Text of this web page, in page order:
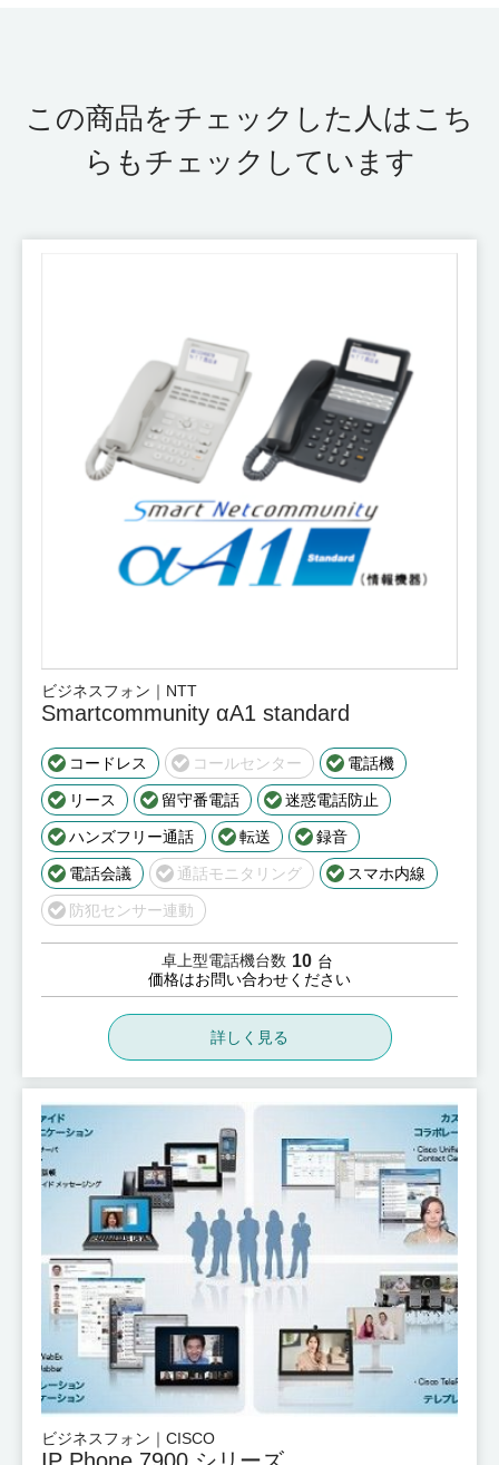
この商品をチェックした人はこち
らもチェックしています
ビジネスフォン｜NTT
Smartcommunity αA1 standard
コードレス コールセンター 電話機
リース 留守番電話 迷惑電話防止
ハンズフリー通話 転送 録音
電話会議 通話モニタリング スマホ内線
防犯センサー連動
卓上型電話機台数 10 台
価格はお問い合わせください
詳しく見る
ビジネスフォン｜CISCO
IP Phone 7900 シリーズ